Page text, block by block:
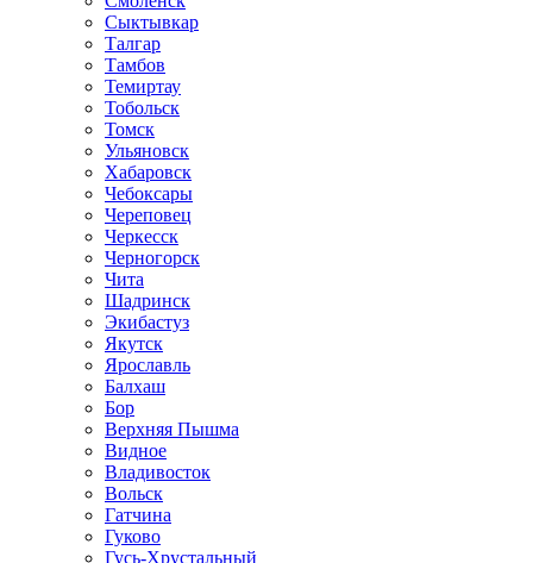
Сыктывкар
Талгар
Тамбов
Темиртау
Тобольск
Томск
Ульяновск
Хабаровск
Чебоксары
Череповец
Черкесск
Черногорск
Чита
Шадринск
Экибастуз
Якутск
Ярославль
Балхаш
Бор
Верхняя Пышма
Видное
Владивосток
Вольск
Гатчина
Гуково
Гусь-Хрустальный